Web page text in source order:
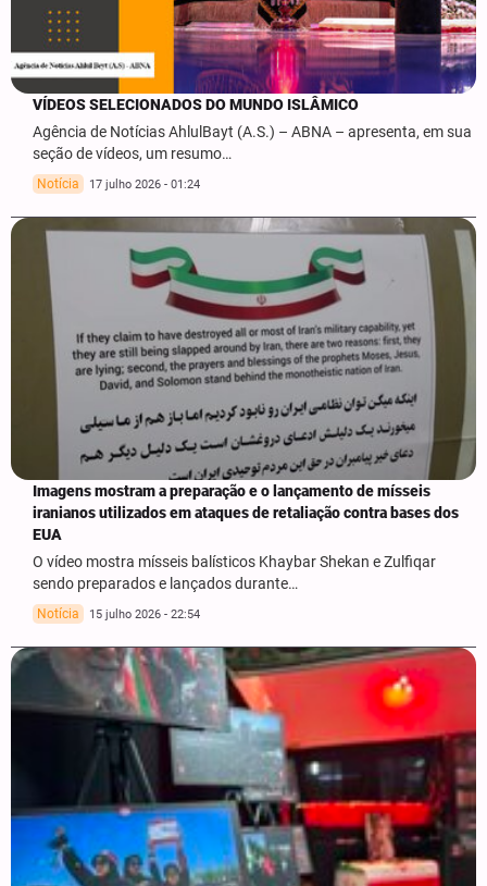
VÍDEOS SELECIONADOS DO MUNDO ISLÂMICO
Agência de Notícias AhlulBayt (A.S.) – ABNA – apresenta, em sua
seção de vídeos, um resumo…
Notícia 17 julho 2026 - 01:24
Imagens mostram a preparação e o lançamento de mísseis
iranianos utilizados em ataques de retaliação contra bases dos
EUA
O vídeo mostra mísseis balísticos Khaybar Shekan e Zulfiqar
sendo preparados e lançados durante…
Notícia 15 julho 2026 - 22:54